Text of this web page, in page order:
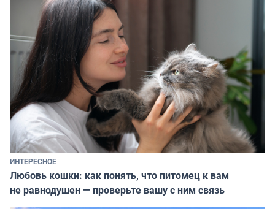
ИНТЕРЕСНОЕ
Любовь кошки: как понять, что питомец к вам
не равнодушен — проверьте вашу с ним связь